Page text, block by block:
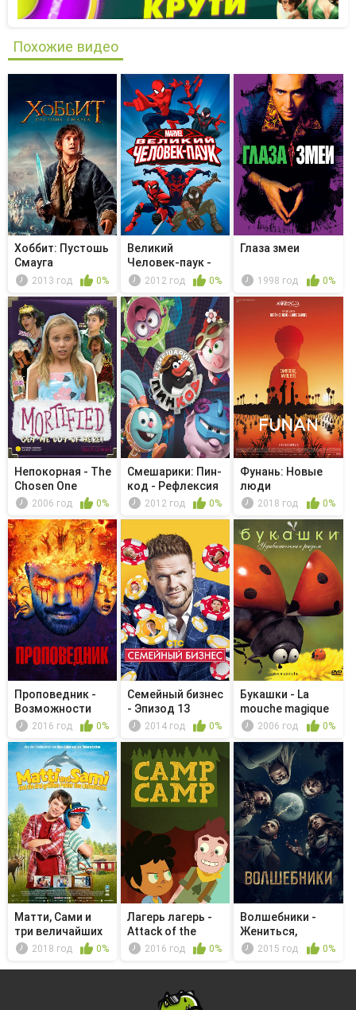
Похожие видео
Хоббит: Пустошь
Смауга
2013 год 0%
Великий
Человек-паук -
Почему я ненав...
2012 год 0%
Глаза змеи
1998 год 0%
Непокорная - The
Chosen One
2006 год 0%
Смешарики: Пин-
код - Рефлексия
2012 год 0%
Фунань: Новые
люди
2018 год 0%
Проповедник -
Возможности
2016 год 0%
Семейный бизнес
- Эпизод 13
2014 год 0%
Букашки - La
mouche magique
2006 год 0%
Матти, Сами и
три величайших
ошибки В...
2018 год 0%
Лагерь лагерь -
Attack of the
Nurfs2016 год 0%
Волшебники -
Жениться,
переспать, убить
2015 год 0%